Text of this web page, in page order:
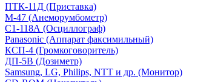
ПТК-11Д (Приставка)
М-47 (Анеморумбометр)
С1-118А (Осциллограф)
Panasonic (Аппарат факсимильный)
КСП-4 (Громкоговоритель)
ДП-5В (Дозиметр)
Samsung, LG, Philips, NTT и др. (Монитор)